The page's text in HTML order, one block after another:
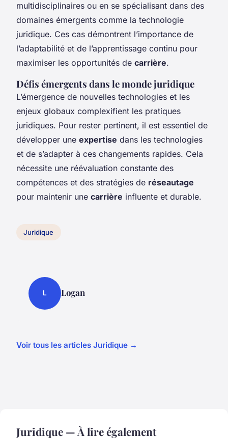
multidisciplinaires ou en se spécialisant dans des
domaines émergents comme la technologie
juridique. Ces cas démontrent l’importance de
l’adaptabilité et de l’apprentissage continu pour
maximiser les opportunités de carrière.
Défis émergents dans le monde juridique
L’émergence de nouvelles technologies et les
enjeux globaux complexifient les pratiques
juridiques. Pour rester pertinent, il est essentiel de
développer une expertise dans les technologies
et de s’adapter à ces changements rapides. Cela
nécessite une réévaluation constante des
compétences et des stratégies de réseautage
pour maintenir une carrière influente et durable.
Juridique
L Logan
Voir tous les articles Juridique →
Juridique — À lire également